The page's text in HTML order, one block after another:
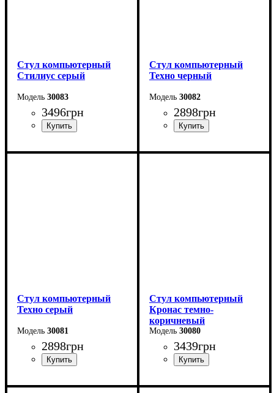
Стул компьютерный
Стилиус серый
30083
3496грн
Стул компьютерный
Техно черный
30082
2898грн
Стул компьютерный
Техно серый
30081
2898грн
Стул компьютерный
Кронас темно-
коричневый
30080
3439грн